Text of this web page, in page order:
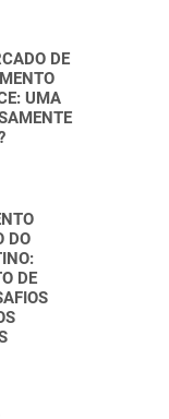
DE
UMA
DO
DE